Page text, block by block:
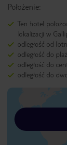
Położenie:
Ten hotel
lokalizacji w
odległość od
odległość do
odległość do
odległość do